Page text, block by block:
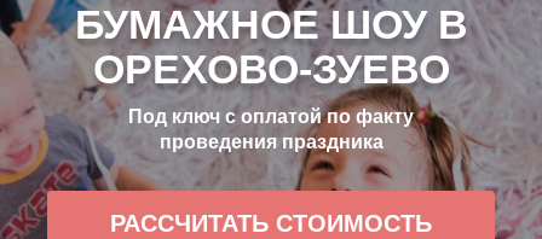
БУМАЖНОЕ ШОУ В
ОРЕХОВО-ЗУЕВО
Под ключ с оплатой по факту
проведения праздника
РАССЧИТАТЬ СТОИМОСТЬ